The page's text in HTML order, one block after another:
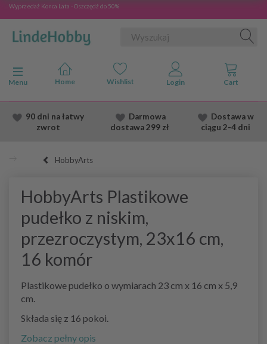
Wyprzedaż Konca Lata - Oszczędź do 50%
Przełącz nawigację
Menu
90 dni na łatwy
zwrot
Darmowa
dostawa299 zł
Dostawaw
ciągu 2-4 dni
HobbyArts
HobbyArts Plastikowe
pudełko z niskim,
przezroczystym, 23x16 cm,
16 komór
Plastikowe pudełko o wymiarach 23 cm x 16 cm x 5,9
cm.
Składa się z 16 pokoi.
Zobacz pełny opis